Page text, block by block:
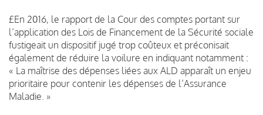
£En 2016, le rapport de la Cour des comptes portant sur
l’application des Lois de Financement de la Sécurité sociale
fustigeait un dispositif jugé trop coûteux et préconisait
également de réduire la voilure en indiquant notamment :
« La maîtrise des dépenses liées aux ALD apparaît un enjeu
prioritaire pour contenir les dépenses de l’Assurance
Maladie. »